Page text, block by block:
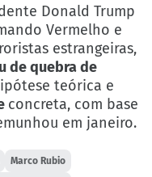
Donald Trump
Vermelho e
estrangeiras,
de quebra de
teórica e
concreta, com base
em janeiro.
Marco Rubio